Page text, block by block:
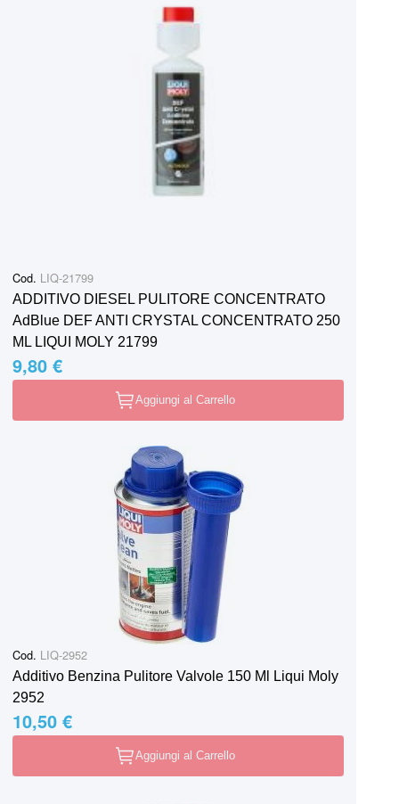
Cod. LIQ-21799
ADDITIVO DIESEL PULITORE CONCENTRATO
AdBlue DEF ANTI CRYSTAL CONCENTRATO 250
ML LIQUI MOLY 21799
9,80 €
Aggiungi al Carrello
Cod. LIQ-2952
Additivo Benzina Pulitore Valvole 150 Ml Liqui Moly
2952
10,50 €
Aggiungi al Carrello